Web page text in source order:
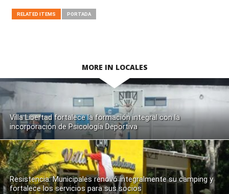
RELATED ITEMS PORTADA
MORE IN LOCALES
Villa Libertad fortalece la formación integral con la
incorporación de Psicología Deportiva
Resistencia: Municipales renovó integralmente su camping y
fortalece los servicios para sus socios